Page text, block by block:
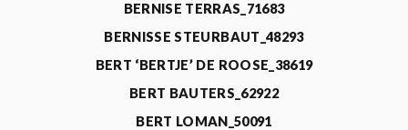
BERNISE TERRAS_71683
BERNISSE STEURBAUT_48293
BERT ‘BERTJE’ DE ROOSE_38619
BERT BAUTERS_62922
BERT LOMAN_50091